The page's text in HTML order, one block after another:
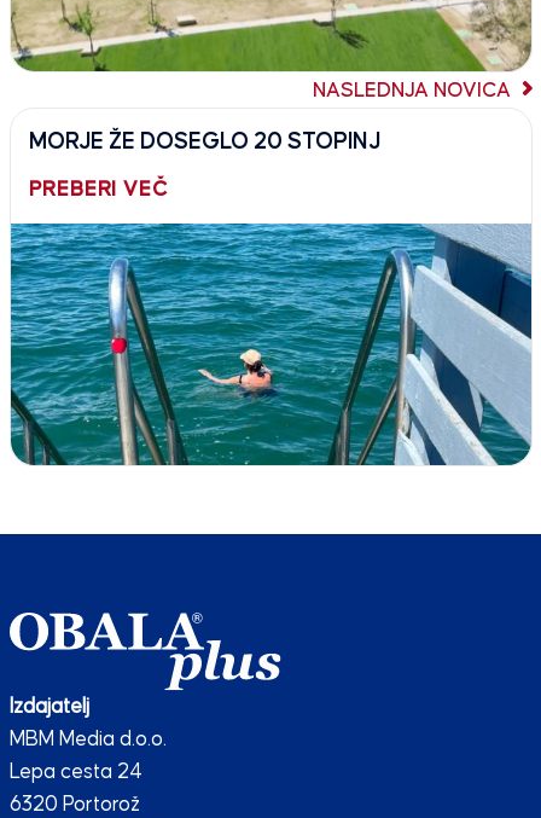
NASLEDNJA NOVICA
MORJE ŽE DOSEGLO 20 STOPINJ
PREBERI VEČ
Izdajatelj
MBM Media d.o.o.
Lepa cesta 24
6320 Portorož